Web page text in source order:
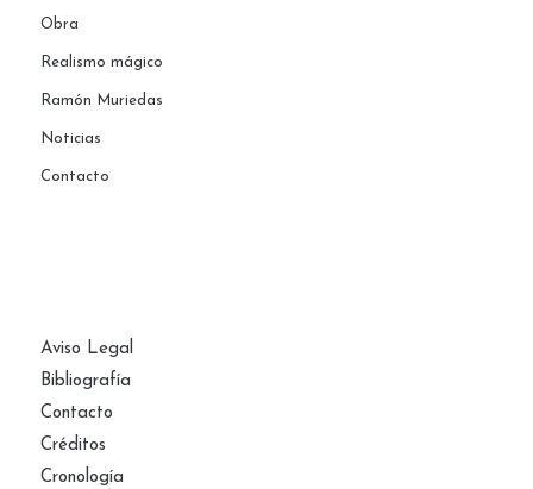
Obra
Realismo mágico
Ramón Muriedas
Noticias
Contacto
Aviso Legal
Bibliografía
Contacto
Créditos
Cronología